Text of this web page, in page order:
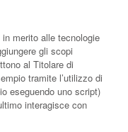
merito alle tecnologie
gli scopi
al Titolare di
tramite l’utilizzo di
eseguendo uno script)
interagisce con